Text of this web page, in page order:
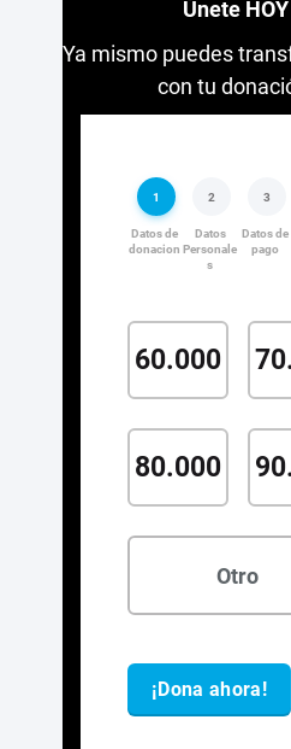
Únete HOY
Ya mismo puedes
con tu